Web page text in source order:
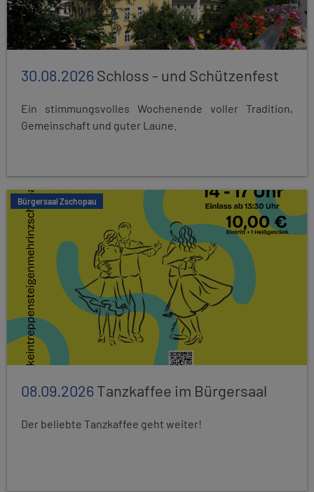
30.08.2026Schloss - und Schützenfest
Ein stimmungsvolles Wochenende voller Tradition,
Gemeinschaft und guter Laune.
Bürgersaal Zschopau
08.09.2026Tanzkaffee im Bürgersaal
Der beliebte Tanzkaffee geht weiter!